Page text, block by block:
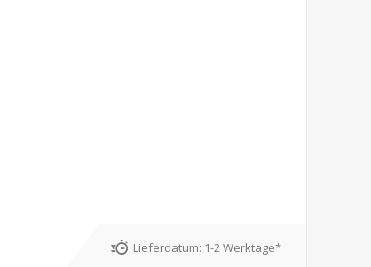
Lieferdatum: 1-2 Werktage*